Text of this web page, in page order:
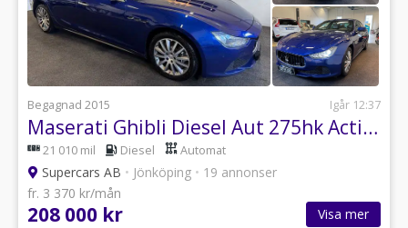
Begagnad 2015 Igår 12:37
Maserati Ghibli Diesel Aut 275hk Active Sound
21 010 mil Diesel Automat
Supercars AB • Jönköping • 19 annonser
fr. 3 370 kr/mån
208 000 kr Visa mer